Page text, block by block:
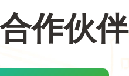
作伙伴